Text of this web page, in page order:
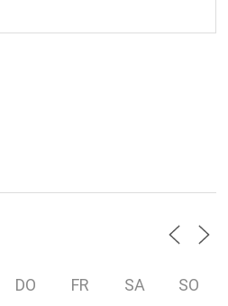
DO FR SA SO